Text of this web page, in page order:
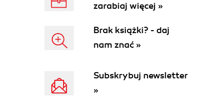
zarabiaj więcej »
Brak książki? - daj
nam znać »
Subskrybuj newsletter
»